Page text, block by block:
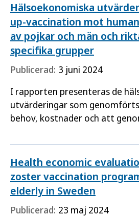
Hälsoekonomiska
up-vaccination mot
av pojkar och män och
specifika grupper
Publicerad: 3 juni 2024
I rapporten presenteras de
utvärderingar som
behov, kostnader och att
HPV. Dels som catch-up-
Health economic
zoster vaccination
elderly in Sweden
Publicerad: 23 maj 2024